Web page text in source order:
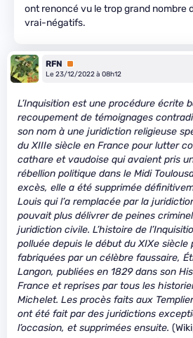
ont renoncé vu le trop grand nombre
vrai-négatifs.
RFN
Premium
Le 23/12/2022 à 08h12
L’Inquisition est une procédure écrite
recoupement de témoignages
son nom à une juridiction religieuse
du XIIIe siècle en France pour lutter
cathare et vaudoise qui avaient pris
rébellion politique dans le Midi
excès, elle a été supprimée
Louis qui l’a remplacée par la
pouvait plus délivrer de peines
juridiction civile. L’histoire de
polluée depuis le début du XIXe
fabriquées par un célèbre faussaire,
Langon, publiées en 1829 dans son
France et reprises par tous les
Michelet. Les procès faits aux
ont été fait par des juridictions
l’occasion, et supprimées ensuite.